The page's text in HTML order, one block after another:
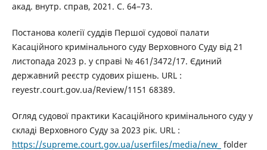
акад. внутр. справ, 2021. С. 64–73.
Постанова колегії суддів Першої судової палати
Касаційного кримінального суду Верховного Суду від 21
листопада 2023 р. у справі № 461/3472/17. Єдиний
державний реєстр судових рішень. URL :
reyestr.court.gov.ua/Review/1151 68389.
Огляд судової практики Касаційного кримінального суду у
складі Верховного Суду за 2023 рік. URL :
https://supreme.court.gov.ua/userfiles/media/new_ folder